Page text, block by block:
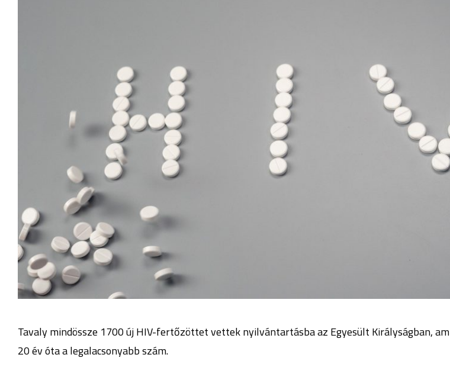
Tavaly mindössze 1700 új HIV-fertőzöttet vettek nyilvántartásba az Egyesült Királyságban,
20 év óta a legalacsonyabb szám.